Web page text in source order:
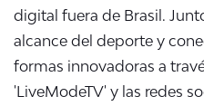
digital fuera de Brasil.
alcance del deporte y
formas innovadoras a
'LiveModeTV' y las redes